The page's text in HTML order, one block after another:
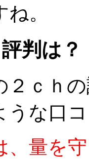
。
判は？
２ｃｈ
うな口
、量を